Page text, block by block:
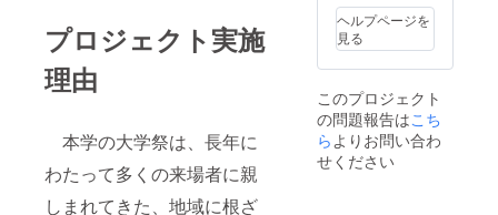
プロジェクト実施
理由
本学の大学祭は、長年に
わたって多くの来場者に親
しまれてきた、地域に根ざ
りま
す。 ※
備考欄
に掲示
いただ
くお名
前をご
記入下
メール
で連絡
しま
す。
ズ】 ス
テッ
カー
（50m
m ×
年9月21
日（日
曜日）
11:00-
・場
所：大
阪電気
通信大
学寝屋
ヘルプページを
見る
このプロジェクト
の問題報告はこち
らよりお問い合わ
せください